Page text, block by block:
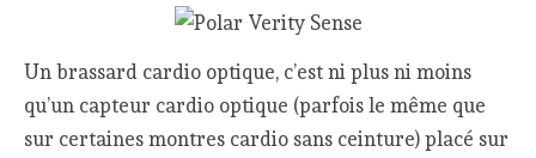
Un brassard cardio optique, c’est ni plus ni moins
qu’un capteur cardio optique (parfois le même que
sur certaines montres cardio sans ceinture) placé sur